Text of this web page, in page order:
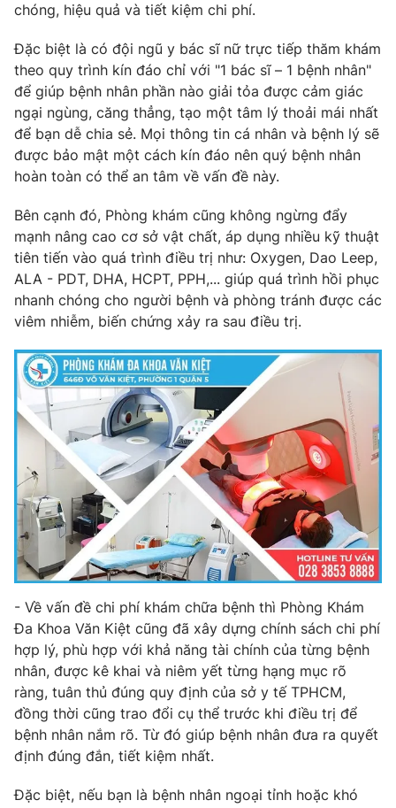
chóng, hiệu quả và tiết kiệm chi phí.
Đặc biệt là có đội ngũ y bác sĩ nữ trực tiếp thăm khám
theo quy trình kín đáo chỉ với "1 bác sĩ – 1 bệnh nhân"
để giúp bệnh nhân phần nào giải tỏa được cảm giác
ngại ngùng, căng thẳng, tạo một tâm lý thoải mái nhất
để bạn dễ chia sẻ. Mọi thông tin cá nhân và bệnh lý sẽ
được bảo mật một cách kín đáo nên quý bệnh nhân
hoàn toàn có thể an tâm về vấn đề này.
Bên cạnh đó, Phòng khám cũng không ngừng đẩy
mạnh nâng cao cơ sở vật chất, áp dụng nhiều kỹ thuật
tiên tiến vào quá trình điều trị như: Oxygen, Dao Leep,
ALA - PDT, DHA, HCPT, PPH,... giúp quá trình hồi phục
nhanh chóng cho người bệnh và phòng tránh được các
viêm nhiễm, biến chứng xảy ra sau điều trị.
- Về vấn đề chi phí khám chữa bệnh thì Phòng Khám
Đa Khoa Văn Kiệt cũng đã xây dựng chính sách chi phí
hợp lý, phù hợp với khả năng tài chính của từng bệnh
nhân, được kê khai và niêm yết từng hạng mục rõ
ràng, tuân thủ đúng quy định của sở y tế TPHCM,
đồng thời cũng trao đổi cụ thể trước khi điều trị để
bệnh nhân nắm rõ. Từ đó giúp bệnh nhân đưa ra quyết
định đúng đắn, tiết kiệm nhất.
Đặc biệt, nếu bạn là bệnh nhân ngoại tỉnh hoặc khó